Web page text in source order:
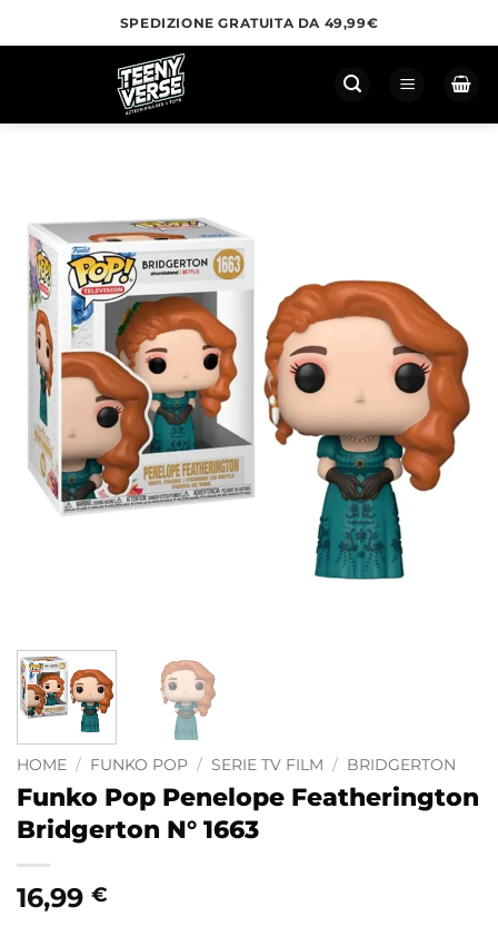
ai
SPEDIZIONE GRATUITA DA 49,99€
HOME / FUNKO POP / SERIE TV FILM / BRIDGERTON
Funko Pop Penelope Featherington
Bridgerton N° 1663
16,99 €